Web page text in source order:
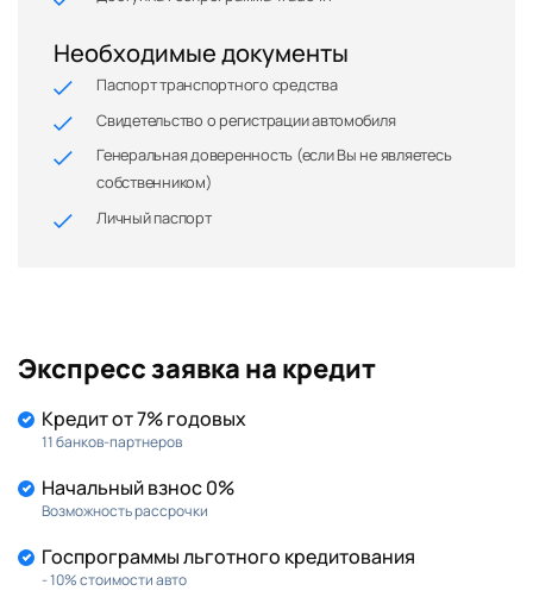
Необходимые документы
Паспорт транспортного средства
Свидетельство о регистрации автомобиля
Генеральная доверенность (если Вы не являетесь
собственником)
Личный паспорт
Экспресс заявка на кредит
Кредит от 7% годовых
11 банков-партнеров
Начальный взнос 0%
Возможность рассрочки
Госпрограммы льготного кредитования
- 10% стоимости авто